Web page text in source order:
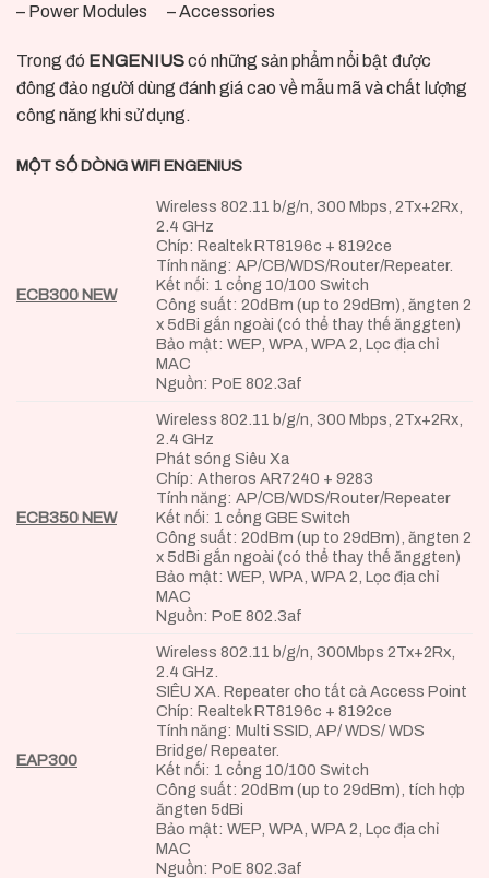
– Power Modules – Accessories
Trong đó ENGENIUScó những sản phẩm nổi bật được
đông đảo người dùng đánh giá cao về mẫu mã và chất lượng
công năng khi sử dụng.
MỘT SỐ DÒNG WIFI ENGENIUS
ECB300 NEW
Wireless 802.11 b/g/n, 300 Mbps, 2Tx+2Rx,
2.4 GHz
Chíp: Realtek RT8196c + 8192ce
Tính năng: AP/CB/WDS/Router/Repeater.
Kết nối: 1 cổng 10/100 Switch
Công suất: 20dBm (up to 29dBm), ăngten 2
x 5dBi gắn ngoài (có thể thay thế ănggten)
Bảo mật: WEP, WPA, WPA 2, Lọc địa chỉ
MAC
Nguồn: PoE 802.3af
ECB350 NEW
Wireless 802.11 b/g/n, 300 Mbps, 2Tx+2Rx,
2.4 GHz
Phát sóng Siêu Xa
Chíp: Atheros AR7240 + 9283
Tính năng: AP/CB/WDS/Router/Repeater
Kết nối: 1 cổng GBE Switch
Công suất: 20dBm (up to 29dBm), ăngten 2
x 5dBi gắn ngoài (có thể thay thế ănggten)
Bảo mật: WEP, WPA, WPA 2, Lọc địa chỉ
MAC
Nguồn: PoE 802.3af
EAP300
Wireless 802.11 b/g/n, 300Mbps 2Tx+2Rx,
2.4 GHz.
SIÊU XA. Repeater cho tất cả Access Point
Chíp: Realtek RT8196c + 8192ce
Tính năng: Multi SSID, AP/ WDS/ WDS
Bridge/ Repeater.
Kết nối: 1 cổng 10/100 Switch
Công suất: 20dBm (up to 29dBm), tích hợp
ăngten 5dBi
Bảo mật: WEP, WPA, WPA 2, Lọc địa chỉ
MAC
Nguồn: PoE 802.3af